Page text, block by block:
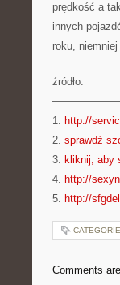
prędkość a
innych
roku,
źródło:
1. http://
2. sprawdź
3. kliknij, aby
4. http://
5. http://
Comments